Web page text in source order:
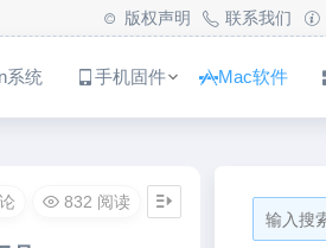
版权声明 联系我们
系统 手机固件 Mac软件
832 阅读